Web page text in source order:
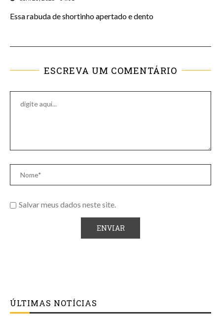
Essa rabuda de shortinho apertado e dento
ESCREVA UM COMENTÁRIO
Salvar meus dados neste site.
ÚLTIMAS NOTÍCIAS